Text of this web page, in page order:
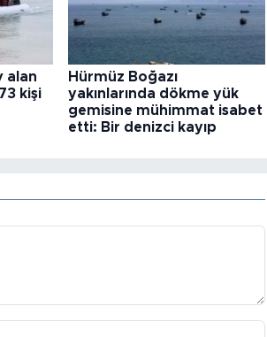
alan
kişi
Hürmüz Boğazı
yakınlarında dökme yük
gemisine mühimmat isabet
etti: Bir denizci kayıp